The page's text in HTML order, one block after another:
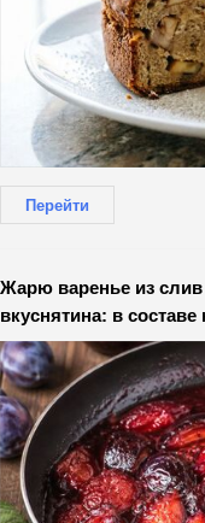
Перейти
Жарю варенье из слив
вкуснятина: в